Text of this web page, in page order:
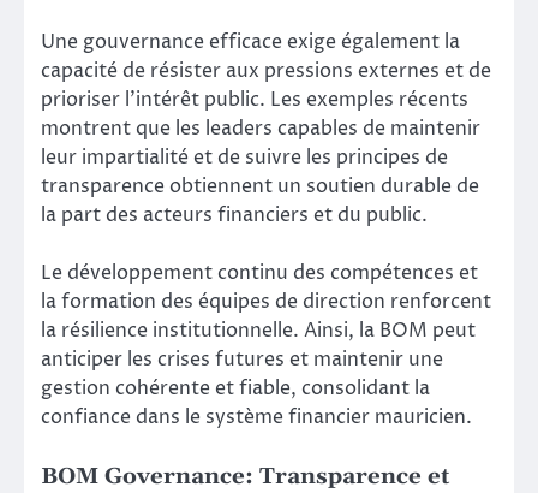
Une gouvernance efficace exige également la
capacité de résister aux pressions externes et de
prioriser l’intérêt public. Les exemples récents
montrent que les leaders capables de maintenir
leur impartialité et de suivre les principes de
transparence obtiennent un soutien durable de
la part des acteurs financiers et du public.
Le développement continu des compétences et
la formation des équipes de direction renforcent
la résilience institutionnelle. Ainsi, la BOM peut
anticiper les crises futures et maintenir une
gestion cohérente et fiable, consolidant la
confiance dans le système financier mauricien.
BOM Governance: Transparence et